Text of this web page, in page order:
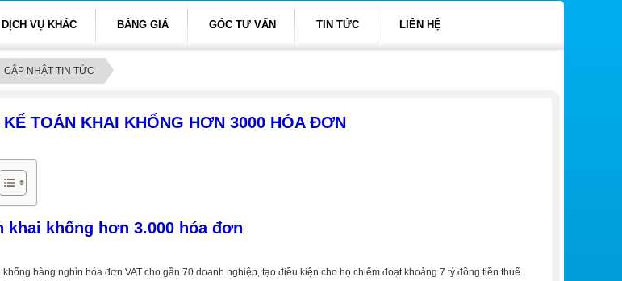
DỊCH VỤ KHÁC BẢNG GIÁ GÓC TƯ VẤN TIN TỨC LIÊN HỆ
CẬP NHẬT TIN TỨC
TOÁN KHAI KHỐNG HƠN 3000 HÓA ĐƠN
khai khống hơn 3.000 hóa đơn
hàng nghìn hóa đơn VAT cho gần 70 doanh nghiệp, tạo điều kiện cho họ chiếm đoạt khoảng 7 tỷ đồng tiền thuế.